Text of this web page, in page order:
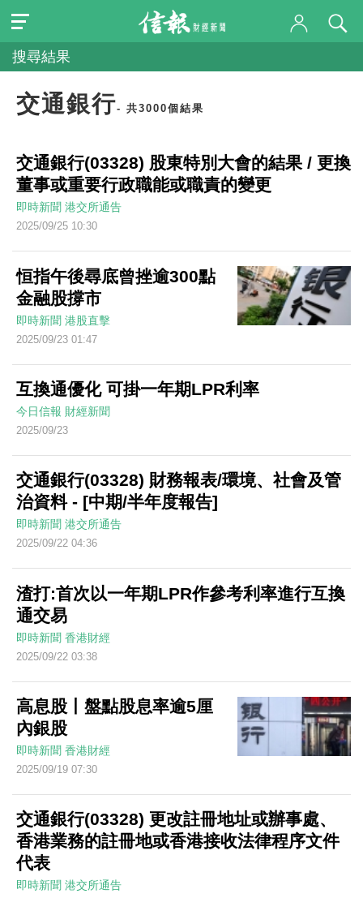
搜尋結果
交通銀行- 共3000個結果
交通銀行(03328) 股東特別大會的結果 / 更換
董事或重要行政職能或職責的變更
即時新聞 港交所通告
2025/09/25 10:30
恒指午後尋底曾挫逾300點
金融股撐市
即時新聞 港股直擊
2025/09/23 01:47
互換通優化 可掛一年期LPR利率
今日信報 財經新聞
2025/09/23
交通銀行(03328) 財務報表/環境、社會及管
治資料 - [中期/半年度報告]
即時新聞 港交所通告
2025/09/22 04:36
渣打:首次以一年期LPR作參考利率進行互換
通交易
即時新聞 香港財經
2025/09/22 03:38
高息股丨盤點股息率逾5厘
內銀股
即時新聞 香港財經
2025/09/19 07:30
交通銀行(03328) 更改註冊地址或辦事處、
香港業務的註冊地或香港接收法律程序文件
代表
即時新聞 港交所通告